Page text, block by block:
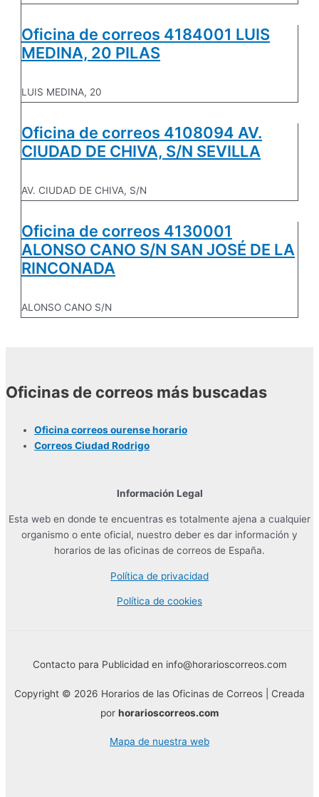
Oficina de correos 4184001 LUIS
MEDINA, 20 PILAS
LUIS MEDINA, 20
Oficina de correos 4108094 AV.
CIUDAD DE CHIVA, S/N SEVILLA
AV. CIUDAD DE CHIVA, S/N
Oficina de correos 4130001
ALONSO CANO S/N SAN JOSÉ DE LA
RINCONADA
ALONSO CANO S/N
Oficinas de correos más buscadas
Oficina correos ourense horario
Correos Ciudad Rodrigo
Información Legal
Esta web en donde te encuentras es totalmente ajena a cualquier
organismo o ente oficial, nuestro deber es dar información y
horarios de las oficinas de correos de España.
Política de privacidad
Política de cookies
Contacto para Publicidad en info@horarioscorreos.com
Copyright © 2026 Horarios de las Oficinas de Correos | Creada
por horarioscorreos.com
Mapa de nuestra web